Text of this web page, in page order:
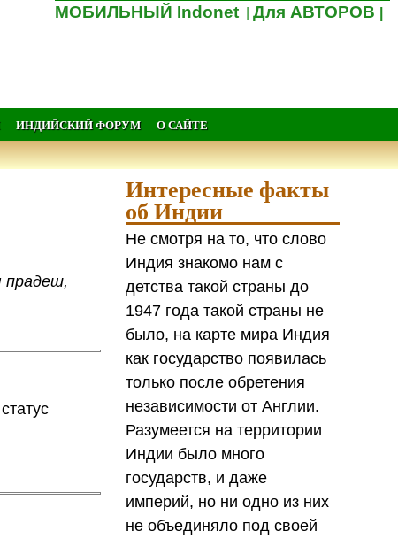
МОБИЛЬНЫЙ Indonet |Для АВТОРОВ
ИНДИЙСКИЙ ФОРУМ О САЙТЕ
прадеш,
Интересные факты
об Индии
Не смотря на то, что слово
Индия знакомо нам с
детства такой страны до
1947 года такой страны не
было, на карте мира Индия
как государство появилась
только после обретения
независимости от Англии.
Разумеется на территории
Индии было много
государств, и даже
империй, но ни одно из них
не объединяло под своей